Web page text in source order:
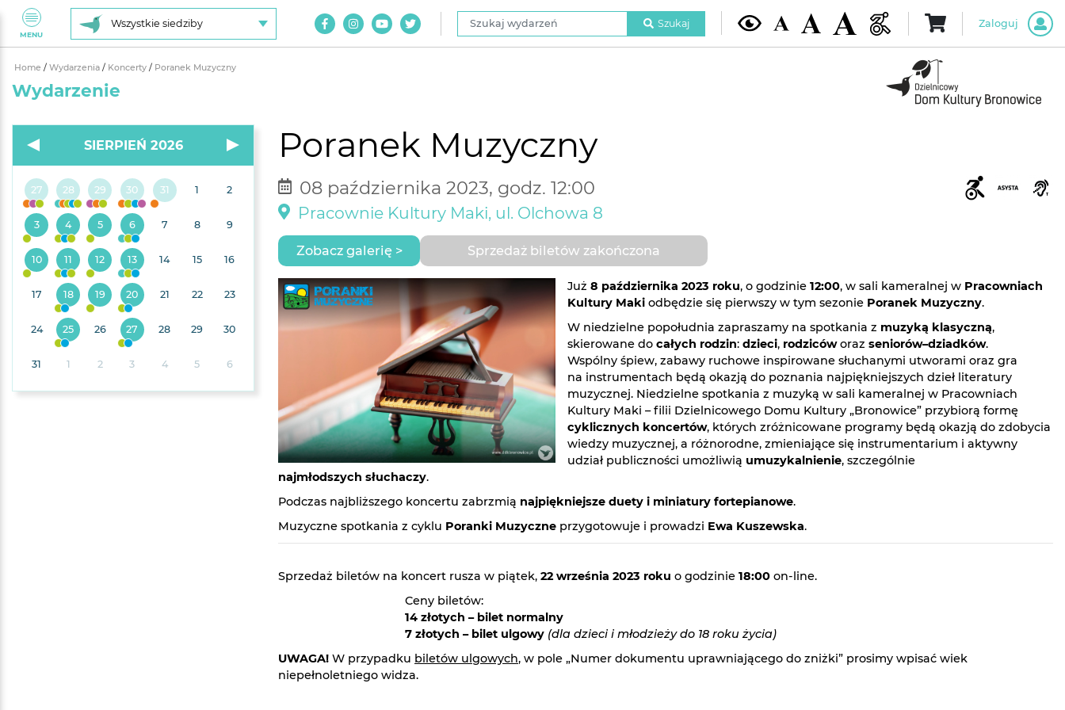
MENU
Wszystkie siedziby
Szukaj wydarzeń
Szukaj Zaloguj
Home / Wydarzenia / Koncerty / Poranek Muzyczny
Wydarzenie
Poranek Muzyczny
08 października 2023, godz. 12:00
Pracownie Kultury Maki, ul. Olchowa 8
Zobacz galerię > Sprzedaż biletów zakończona
Już 8 października 2023 roku, o godzinie 12:00, w sali kameralnej w Pracowniach
Kultury Maki odbędzie się pierwszy w tym sezonie Poranek Muzyczny.
W niedzielne popołudnia zapraszamy na spotkania z muzyką klasyczną,
skierowane do całych rodzin: dzieci, rodzicóworaz seniorów–dziadków.
Wspólny śpiew, zabawy ruchowe inspirowane słuchanymi utworami oraz gra
na instrumentach będą okazją do poznania najpiękniejszych dzieł literatury
muzycznej. Niedzielne spotkania z muzyką w sali kameralnej w Pracowniach
Kultury Maki – filii Dzielnicowego Domu Kultury „Bronowice” przybiorą formę
cyklicznych koncertów, których zróżnicowane programy będą okazją do zdobycia
wiedzy muzycznej, a różnorodne, zmieniające się instrumentarium i aktywny
udział publiczności umożliwią umuzykalnienie, szczególnie
najmłodszych słuchaczy.
Podczas najbliższego koncertu zabrzmią najpiękniejsze duety i miniatury fortepianowe.
Muzyczne spotkania z cyklu Poranki Muzyczne przygotowuje i prowadzi Ewa Kuszewska.
Sprzedaż biletów na koncert rusza w piątek, 22 września 2023 roku o godzinie 18:00 on-line.
Ceny biletów:
14 złotych – bilet normalny
7 złotych – bilet ulgowy (dla dzieci i młodzieży do 18 roku życia)
UWAGA! W przypadku biletów ulgowych, w pole „Numer dokumentu uprawniającego do zniżki” prosimy wpisać wiek
niepełnoletniego widza.
SIERPIEŃ 2026
27 28 29 30 31 1 2
3 4 5 6 7 8 9
10 11 12 13 14 15 16
17 18 19 20 21 22 23
24 25 26 27 28 29 30
31 1 2 3 4 5 6